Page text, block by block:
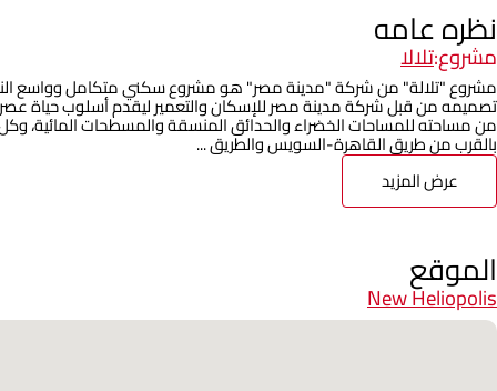
نظره عامه
مشروع:تلالا
مشروع "تلالة" من شركة "مدينة مصر" هو مشروع سكني متكامل وواسع
من مساحته للمساحات الخضراء والحدائق المنسقة والمسطحات المائية،
بالقرب من طريق القاهرة-السويس والطريق ...
عرض المزيد
الموقع
New Heliopolis